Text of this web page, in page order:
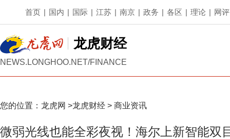
首页 | 国内 | 国际 | 江苏 | 南京 | 政务 | 各区 | 理论 | 网评
龙虎财经
NEWS.LONGHOO.NET/FINANCE
您的位置： 龙虎网 >龙虎财经 > 商业资讯
微弱光线也能全彩夜视！海尔上新智能双